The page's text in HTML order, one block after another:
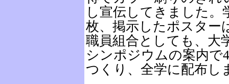
し宣伝してきました。
枚、掲示したポスター
職員組合としても、大
シンポジウムの案内で
つくり、全学に配布し